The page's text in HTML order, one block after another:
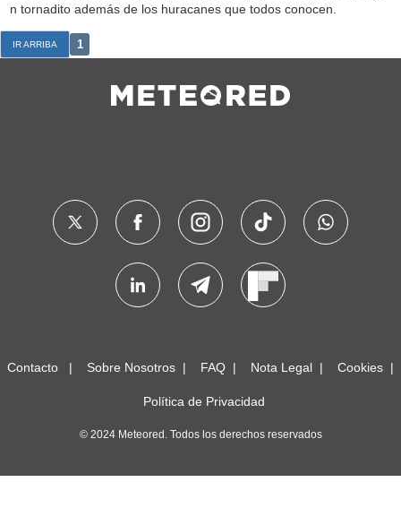
n tornadito además de los huracanes que todos conocen.
IR ARRIBA 1
Contacto Sobre Nosotros FAQ Nota Legal Cookies
Política de Privacidad
© 2024 Meteored. Todos los derechos reservados